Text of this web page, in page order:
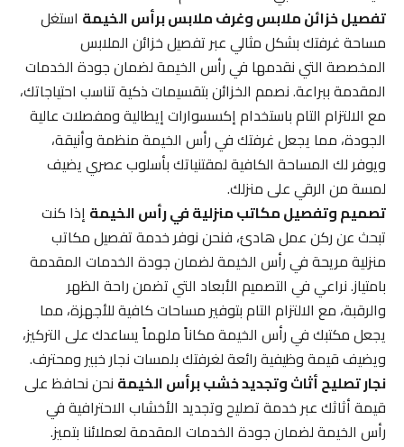
تفصيل خزائن ملابس وغرف ملابس برأس الخيمةاستغل
مساحة غرفتك بشكل مثالي عبر تفصيل خزائن الملابس
المخصصة التي نقدمها في رأس الخيمة لضمان جودة الخدمات
المقدمة ببراعة. نصمم الخزائن بتقسيمات ذكية تناسب احتياجاتك،
مع الالتزام التام باستخدام إكسسوارات إيطالية ومفصلات عالية
الجودة، مما يجعل غرفتك في رأس الخيمة منظمة وأنيقة،
ويوفر لك المساحة الكافية لمقتنياتك بأسلوب عصري يضيف
لمسة من الرقي على منزلك.
تصميم وتفصيل مكاتب منزلية في رأس الخيمةإذا كنت
تبحث عن ركن عمل هادئ، فنحن نوفر خدمة تفصيل مكاتب
منزلية مريحة في رأس الخيمة لضمان جودة الخدمات المقدمة
بامتياز. نراعي في التصميم الأبعاد التي تضمن راحة الظهر
والرقبة، مع الالتزام التام بتوفير مساحات كافية للأجهزة، مما
يجعل مكتبك في رأس الخيمة مكاناً ملهماً يساعدك على التركيز،
ويضيف قيمة وظيفية رائعة لغرفتك بلمسات نجار خبير ومحترف.
نجار تصليح أثاث وتجديد خشب برأس الخيمةنحن نحافظ على
قيمة أثاثك عبر خدمة تصليح وتجديد الأخشاب الاحترافية في
رأس الخيمة لضمان جودة الخدمات المقدمة لعملائنا بتميز.